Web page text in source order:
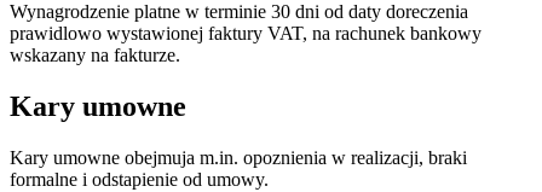
Wynagrodzenie platne w terminie 30 dni od daty doreczenia
prawidlowo wystawionej faktury VAT, na rachunek bankowy
wskazany na fakturze.
Kary umowne
Kary umowne obejmuja m.in. opoznienia w realizacji, braki
formalne i odstapienie od umowy.